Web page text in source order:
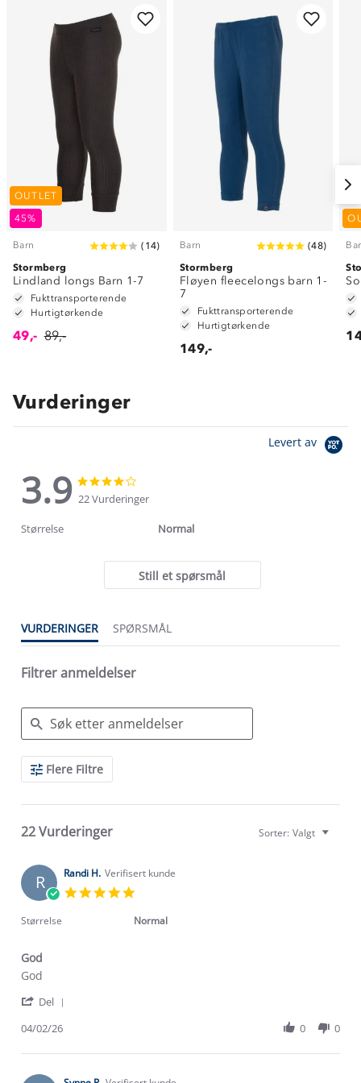
OUTLET
45%
Barn ( 14)
Stormberg
Lindland longs Barn 1-7
Fukttransporterende
Hurtigtørkende
49,- 89,-
Barn (48)
Stormberg
Fløyen fleecelongs barn 1-
7
Fukttransporterende
Hurtigtørkende
149,-
Vurderinger
Levert av
3.9
3.9
star
rating
star
rating
22 Vurderinger
Størrelse Normal
Still et spørsmål
VURDERINGER SPØRSMÅL
Filtrer anmeldelser
Search
ReviewsFlere Filtre
22 Vurderinger Sorter: Valgt
R Randi H. Verifisert kunde
rating
Størrelse Normal
God
Review
Randi
on
Feb
review
God
God
Del
Randi
04/02/26 0 0